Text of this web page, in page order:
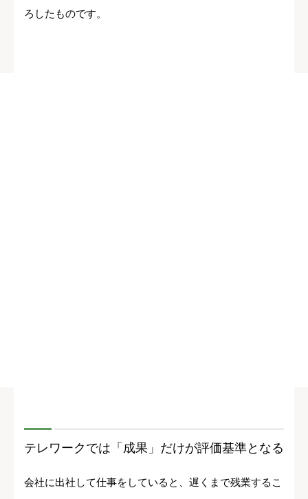
ろしたものです。
テレワークでは「成果」だけが評価基準となる
会社に出社して仕事をしていると、遅くまで残業するこ